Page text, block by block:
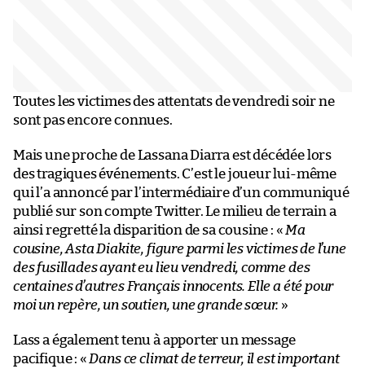
Toutes les victimes des attentats de vendredi soir ne
sont pas encore connues.
Mais une proche de Lassana Diarra est décédée lors
des tragiques événements. C’est le joueur lui-même
qui l’a annoncé par l’intermédiaire d’un communiqué
publié sur son compte Twitter. Le milieu de terrain a
ainsi regretté la disparition de sa cousine : « Ma
cousine, Asta Diakite, figure parmi les victimes de l’une
des fusillades ayant eu lieu vendredi, comme des
centaines d’autres Français innocents. Elle a été pour
moi un repère, un soutien, une grande sœur. »
Lass a également tenu à apporter un message
pacifique : « Dans ce climat de terreur, il est important